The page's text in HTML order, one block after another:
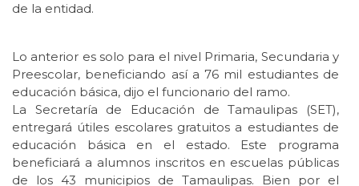
de la entidad.
Lo anterior es solo para el nivel Primaria, Secundaria y
Preescolar, beneficiando así a 76 mil estudiantes de
educación básica, dijo el funcionario del ramo.
La Secretaría de Educación de Tamaulipas (SET),
entregará útiles escolares gratuitos a estudiantes de
educación básica en el estado. Este programa
beneficiará a alumnos inscritos en escuelas públicas
de los 43 municipios de Tamaulipas. Bien por el